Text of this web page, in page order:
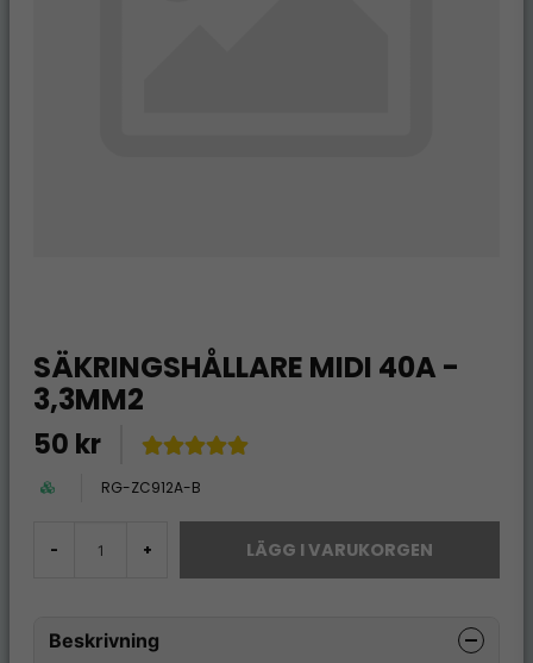
SÄKRINGSHÅLLARE MIDI 40A -
3,3MM2
50 kr
RG-ZC912A-B
- + LÄGG I VARUKORGEN
Beskrivning